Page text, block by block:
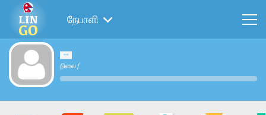
நேபாளி
நிலை/